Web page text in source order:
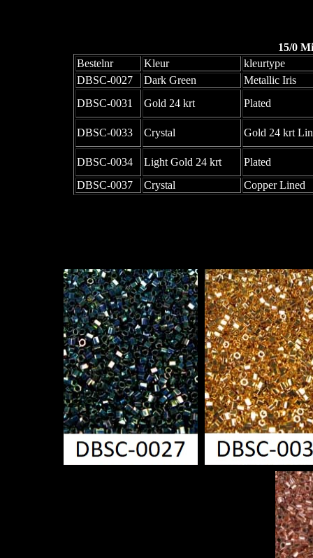
15/0
Bestelnr
Kleur
kleurtype
DBSC-0027
Dark Green
Metallic Iris
DBSC-0031
Gold 24 krt Plated
DBSC-0033 Crystal Gold 24 krt
DBSC-0034 Light Gold 24 krt
Plated
DBSC-0037
Crystal Copper Lined